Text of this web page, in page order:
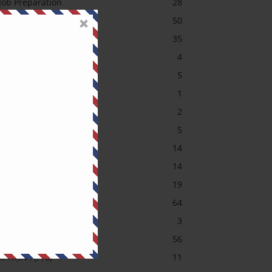
Job Preparation
28
50
35
4
5
1
2
5
14
14
19
64
3
56
(Pro)
11